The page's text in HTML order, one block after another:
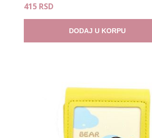
415 RSD
DODAJ U KORPU